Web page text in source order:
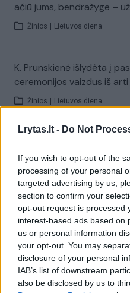
Lrytas.lt - Do Not
If you wish to opt-out of the
processing of your personal
targeted advertising by us,
section to confirm your
opt-out request is processed
interest-based ads based on
us or personal information
your opt-out. You may
disclosure of your personal
IAB’s list of downstream
also be disclosed by us to
ačiū jums, bendražyge –
Žinios Lietuvos diena
K. Prunskienė išlydėta į
ceremonijos vaizdus iš arti
Žinios Lietuvos diena
Žiūrimiausi
Vaizdai iš tragiškos
vaiko gyvybių išgelbėti
Žinios Lietuvos diena